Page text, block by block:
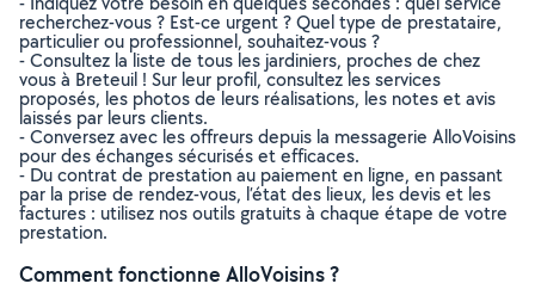
recherchez-vous ? Est-ce urgent ? Quel type de prestataire,
particulier ou professionnel, souhaitez-vous ?
- Consultez la liste de tous les jardiniers, proches de chez
vous à Breteuil ! Sur leur profil, consultez les services
proposés, les photos de leurs réalisations, les notes et avis
laissés par leurs clients.
- Conversez avec les offreurs depuis la messagerie AlloVoisins
pour des échanges sécurisés et efficaces.
- Du contrat de prestation au paiement en ligne, en passant
par la prise de rendez-vous, l’état des lieux, les devis et les
factures : utilisez nos outils gratuits à chaque étape de votre
prestation.
Comment fonctionne AlloVoisins ?